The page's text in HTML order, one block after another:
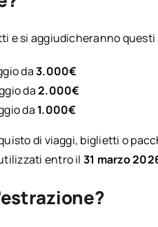
e si aggiudicheranno questi
da3.000€
da2.000€
da 1.000€
di viaggi, biglietti o
entro il 31 marzo